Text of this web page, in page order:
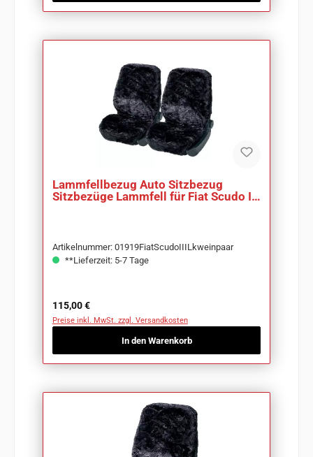
Lammfellbezug Auto Sitzbezug
Sitzbezüge Lammfell für Fiat Scudo III
Artikelnummer: 01919FiatScudoIIILkweinpaar
**Lieferzeit: 5-7 Tage
Regulärer Preis:
115,00 €
Preise inkl. MwSt. zzgl. Versandkosten
In den Warenkorb